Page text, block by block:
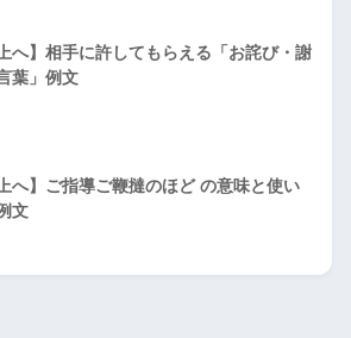
上へ】相手に許してもらえる「お詫び・謝
葉」例文
上へ】ご指導ご鞭撻のほど の意味と使い
文